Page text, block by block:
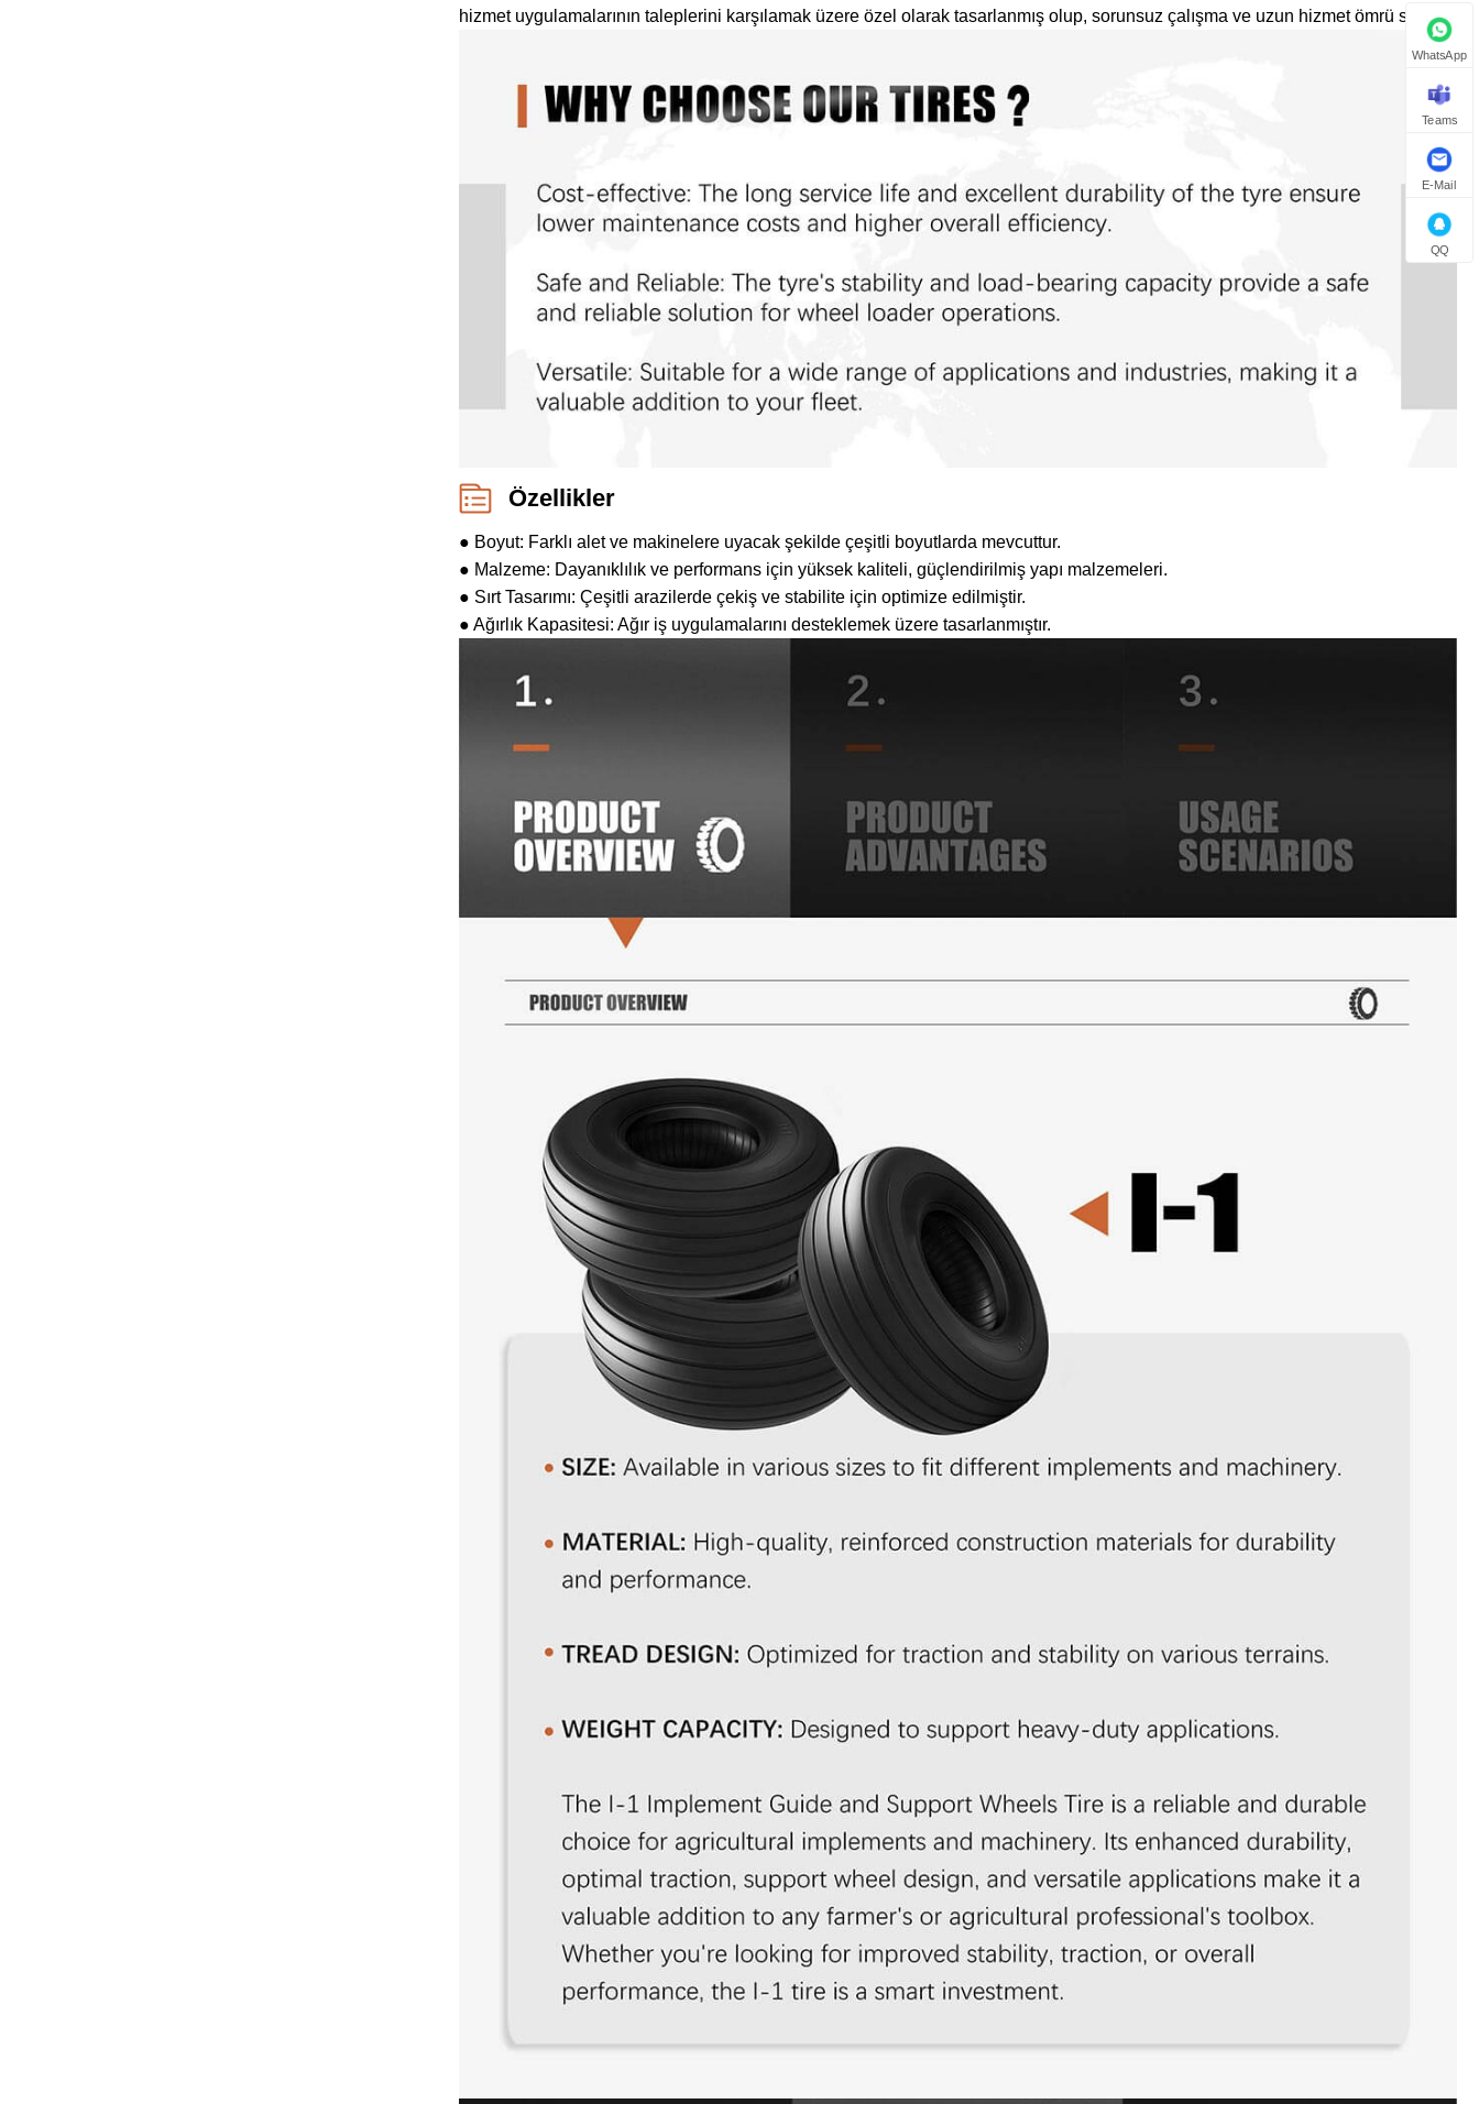
hizmet uygulamalarının taleplerini karşılamak üzere özel olarak tasarlanmış olup, sorunsuz çalışma ve uzun hizmet ömrü sağlar.
Özellikler
● Boyut: Farklı alet ve makinelere uyacak şekilde çeşitli boyutlarda mevcuttur.
● Malzeme: Dayanıklılık ve performans için yüksek kaliteli, güçlendirilmiş yapı malzemeleri.
● Sırt Tasarımı: Çeşitli arazilerde çekiş ve stabilite için optimize edilmiştir.
● Ağırlık Kapasitesi: Ağır iş uygulamalarını desteklemek üzere tasarlanmıştır.
WhatsApp
Teams
E-Mail
QQ